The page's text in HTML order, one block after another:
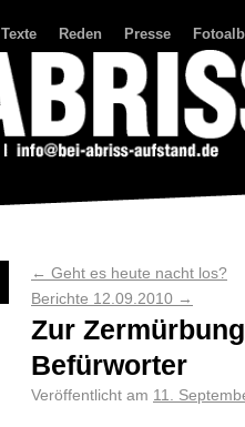
Texte Reden Presse
← Geht es heute nacht los?
Berichte 12.09.2010 →
Zur
Befürworter
Veröffentlicht am 11.